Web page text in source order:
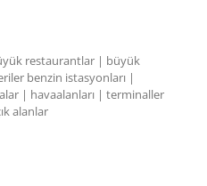
restaurantlar | büyük
benzin istasyonları |
| havaalanları | terminaller
alanlar